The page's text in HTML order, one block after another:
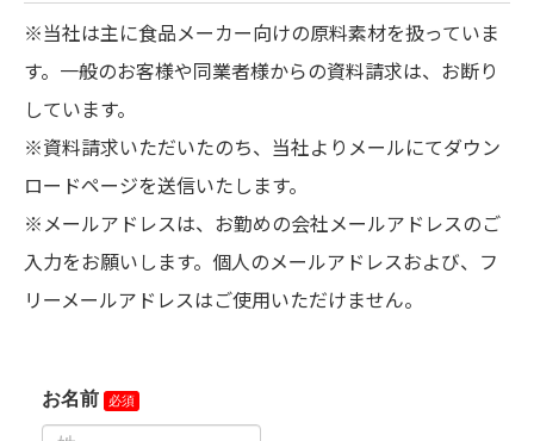
※当社は主に食品メーカー向けの原料素材を扱っていま
す。一般のお客様や同業者様からの資料請求は、お断り
しています。
※資料請求いただいたのち、当社よりメールにてダウン
ロードページを送信いたします。
※メールアドレスは、お勤めの会社メールアドレスのご
入力をお願いします。個人のメールアドレスおよび、フ
リーメールアドレスはご使用いただけません。